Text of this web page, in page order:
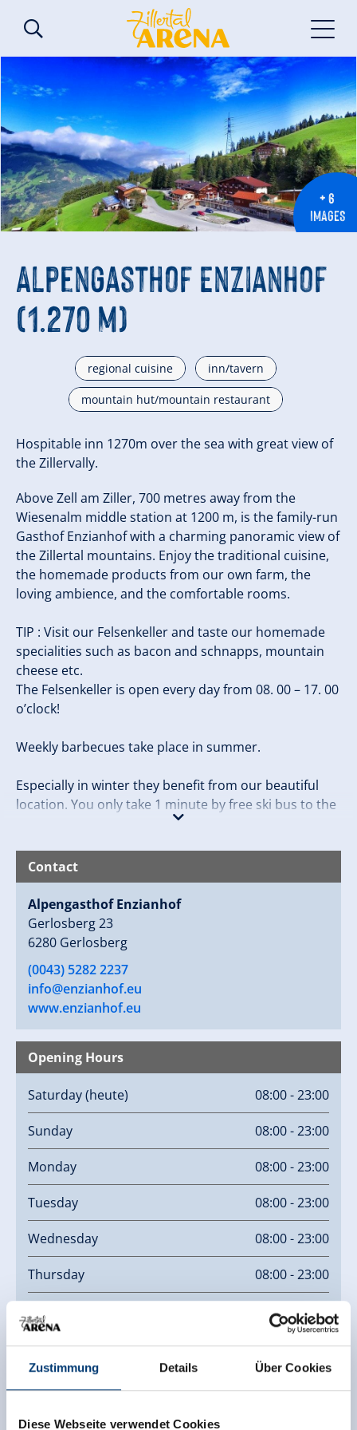
Zustimmung Details Über Cookies
Diese Webseite verwendet Cookies
+ 6
IMAGES
Alpengasthof Enzianhof
(1.270 m)
regional cuisine inn/tavern
mountain hut/mountain restaurant
Hospitable inn 1270m over the sea with great view of
the Zillervally.
Above Zell am Ziller, 700 metres away from the
Wiesenalm middle station at 1200 m, is the family-run
Gasthof Enzianhof with a charming panoramic view of
the Zillertal mountains. Enjoy the traditional cuisine,
the homemade products from our own farm, the
loving ambience, and the comfortable rooms.
TIP : Visit our Felsenkeller and taste our homemade
specialities such as bacon and schnapps, mountain
cheese etc.
The Felsenkeller is open every day from 08. 00 – 17. 00
o’clock!
Weekly barbecues take place in summer.
Especially in winter they benefit from our beautiful
location. You only take 1 minute by free ski bus to the
middle station and back. Back to the inn, you can also
ones can handle.
Even in summer you can reach the countless leisure
and excursion possibilities by bus. This is free of
charge with the Zillertal Activcard.
Contact
Alpengasthof Enzianhof
Gerlosberg 23
6280 Gerlosberg
(0043) 5282 2237
info@enzianhof.eu
www.enzianhof.eu
Opening Hours
Saturday(heute) 08:00 - 23:00
Sunday 08:00 - 23:00
Monday 08:00 - 23:00
Tuesday 08:00 - 23:00
Wednesday 08:00 - 23:00
Thursday 08:00 - 23:00
08:00 - 23:00